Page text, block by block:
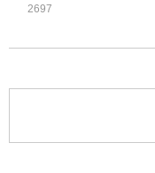
2697